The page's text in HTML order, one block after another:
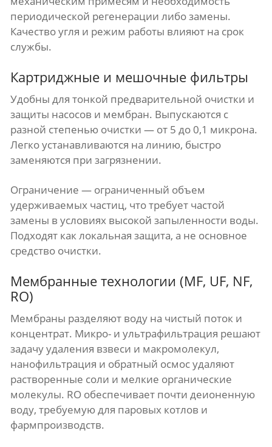
периодической регенерации либо замены.
Качество угля и режим работы влияют на срок
службы.
Картриджные и мешочные фильтры
Удобны для тонкой предварительной очистки и
защиты насосов и мембран. Выпускаются с
разной степенью очистки — от 5 до 0,1 микрона.
Легко устанавливаются на линию, быстро
заменяются при загрязнении.
Ограничение — ограниченный объем
удерживаемых частиц, что требует частой
замены в условиях высокой запыленности воды.
Подходят как локальная защита, а не основное
средство очистки.
Мембранные технологии (MF, UF, NF,
RO)
Мембраны разделяют воду на чистый поток и
концентрат. Микро- и ультрафильтрация решают
задачу удаления взвеси и макромолекул,
нанофильтрация и обратный осмос удаляют
растворенные соли и мелкие органические
молекулы. RO обеспечивает почти деионенную
воду, требуемую для паровых котлов и
фармпроизводств.